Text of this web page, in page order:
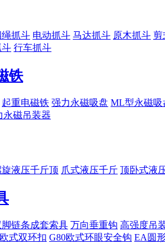
绳抓斗 电动抓斗 马达抓斗 原木抓斗 剪
斗 行车抓斗
铁
起重电磁铁 强力永磁吸盘 ML型永磁吸
永磁吊装器
旋液压千斤顶 爪式液压千斤 顶卧式液
脚链条成套索具 万向垂重钩 高强度吊
式双环扣 G80欧式环眼安全钩 EA圆